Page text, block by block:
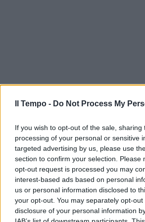
Il Tempo - Do Not Process My
If you wish to opt-out of the sale, sharing
processing of your personal or sensitive
targeted advertising by us, please use
section to confirm your selection. Please
opt-out request is processed you may
interest-based ads based on personal
us or personal information disclosed to
your opt-out. You may separately opt-
disclosure of your personal information